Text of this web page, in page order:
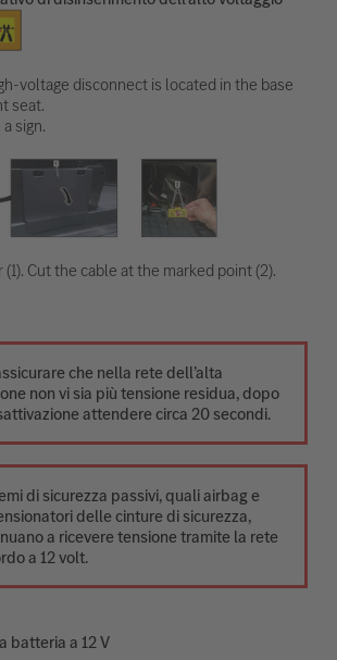
voltage disconnect is located in the base
seat.
sign.
Cut the cable at the marked point (2).
che nella rete dell’alta
non vi sia più tensione residua, dopo
attendere circa 20 secondi.
di sicurezza passivi, quali airbag e
delle cinture di sicurezza,
a ricevere tensione tramite la rete
a 12 volt.
batteria a 12 V